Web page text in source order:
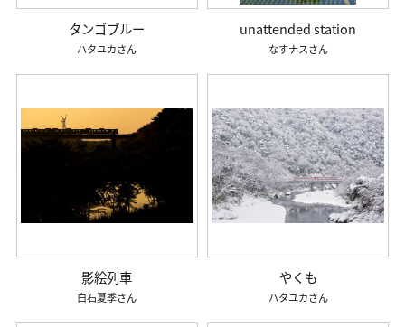
タンゴブルー
ハタユカ
unattended station
なすナス
影絵列車
白石夏季
やくも
ハタユカ